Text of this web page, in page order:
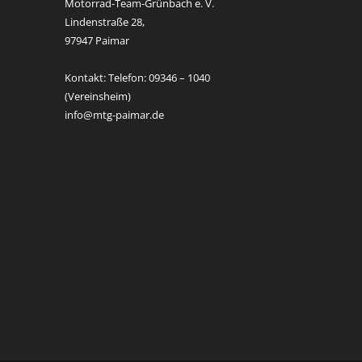
Motorrad-Team-Grünbach e. V.
Lindenstraße 28,
97947 Paimar
Kontakt: Telefon: 09346 – 1040
(Vereinsheim)
info@mtg-paimar.de